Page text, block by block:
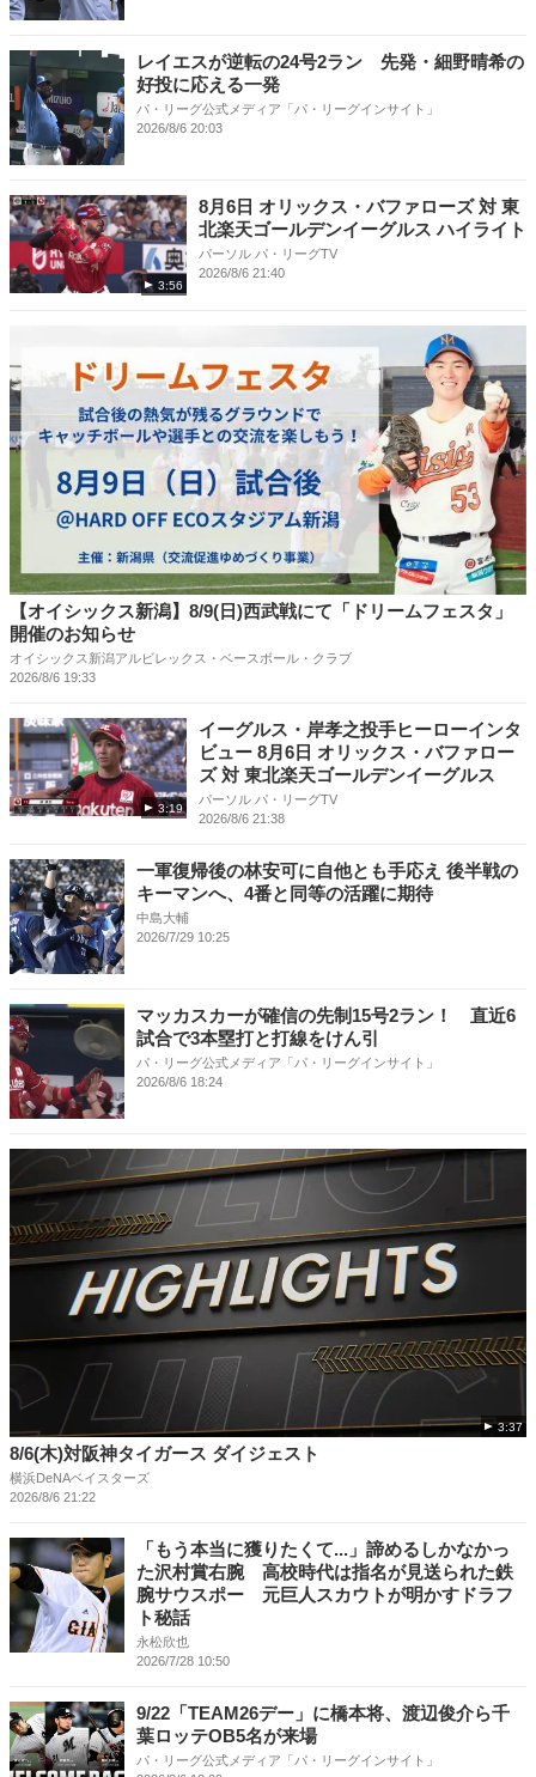
レイエスが逆転の24号2ラン 先発・細野晴希の
好投に応える一発
パ・リーグ公式メディア「パ・リーグインサイト」
2026/8/6 20:03
3:56
8月6日 オリックス・バファローズ 対 東
北楽天ゴールデンイーグルス ハイライト
パーソル パ・リーグTV
2026/8/6 21:40
【オイシックス新潟】8/9(日)西武戦にて「ドリームフェスタ」
開催のお知らせ
オイシックス新潟アルビレックス・ベースボール・クラブ
2026/8/6 19:33
3:19
イーグルス・岸孝之投手ヒーローインタ
ビュー 8月6日 オリックス・バファロー
ズ 対 東北楽天ゴールデンイーグルス
パーソル パ・リーグTV
2026/8/6 21:38
一軍復帰後の林安可に自他とも手応え 後半戦の
キーマンへ、4番と同等の活躍に期待
中島大輔
2026/7/29 10:25
マッカスカーが確信の先制15号2ラン！ 直近6
試合で3本塁打と打線をけん引
パ・リーグ公式メディア「パ・リーグインサイト」
2026/8/6 18:24
3:37
8/6(木)対阪神タイガース ダイジェスト
横浜DeNAベイスターズ
2026/8/6 21:22
「もう本当に獲りたくて...」諦めるしかなかっ
た沢村賞右腕 高校時代は指名が見送られた鉄
腕サウスポー 元巨人スカウトが明かすドラフ
ト秘話
永松欣也
2026/7/28 10:50
9/22「TEAM26デー」に橋本将、渡辺俊介ら千
葉ロッテOB5名が来場
パ・リーグ公式メディア「パ・リーグインサイト」